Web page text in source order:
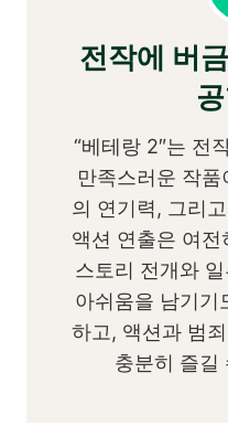
전작에 버
“베테랑 2″는 전
만족스러운 작
의 연기력, 그리
액션 연출은 여
스토리 전개와
아쉬움을 남기기
하고, 액션과 범
충분히 즐길